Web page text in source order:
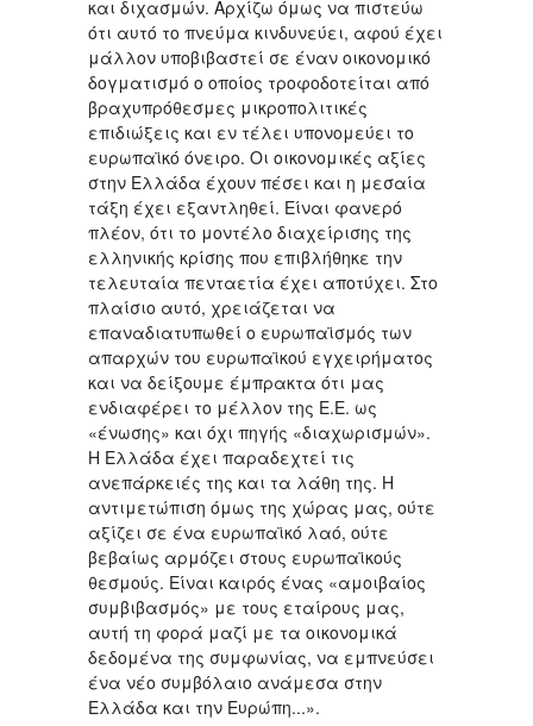
και διχασμών. Αρχίζω όμως να πιστεύω
ότι αυτό το πνεύμα κινδυνεύει, αφού έχει
μάλλον υποβιβαστεί σε έναν οικονομικό
δογματισμό ο οποίος τροφοδοτείται από
βραχυπρόθεσμες μικροπολιτικές
επιδιώξεις και εν τέλει υπονομεύει το
ευρωπαϊκό όνειρο. Οι οικονομικές αξίες
στην Ελλάδα έχουν πέσει και η μεσαία
τάξη έχει εξαντληθεί. Είναι φανερό
πλέον, ότι το μοντέλο διαχείρισης της
ελληνικής κρίσης που επιβλήθηκε την
τελευταία πενταετία έχει αποτύχει. Στο
πλαίσιο αυτό, χρειάζεται να
επαναδιατυπωθεί ο ευρωπαϊσμός των
απαρχών του ευρωπαϊκού εγχειρήματος
και να δείξουμε έμπρακτα ότι μας
ενδιαφέρει το μέλλον της Ε.Ε. ως
«ένωσης» και όχι πηγής «διαχωρισμών».
Η Ελλάδα έχει παραδεχτεί τις
ανεπάρκειές της και τα λάθη της. Η
αντιμετώπιση όμως της χώρας μας, ούτε
αξίζει σε ένα ευρωπαϊκό λαό, ούτε
βεβαίως αρμόζει στους ευρωπαϊκούς
θεσμούς. Είναι καιρός ένας «αμοιβαίος
συμβιβασμός» με τους εταίρους μας,
αυτή τη φορά μαζί με τα οικονομικά
δεδομένα της συμφωνίας, να εμπνεύσει
ένα νέο συμβόλαιο ανάμεσα στην
Ελλάδα και την Ευρώπη...».